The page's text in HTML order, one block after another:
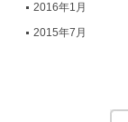
2016年1月
2015年7月